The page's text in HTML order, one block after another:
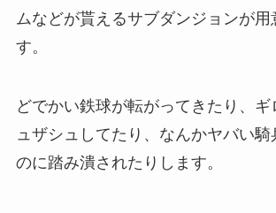
ムなどが貰えるサブダンジョンが用
す。
どでかい鉄球が転がってきたり、ギ
ュザシュしてたり、なんかヤバい騎
のに踏み潰されたりします。